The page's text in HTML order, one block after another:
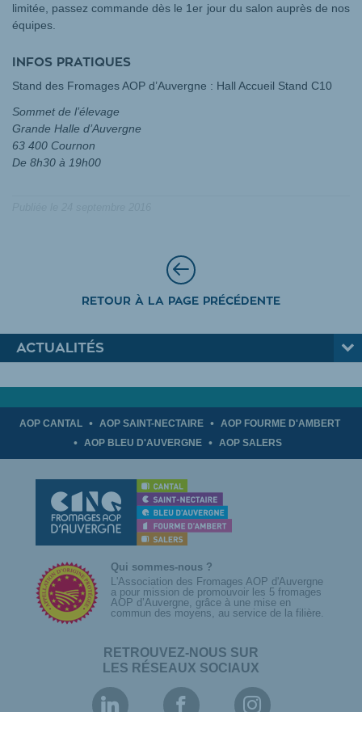
limitée, passez commande dès le 1er jour du salon auprès de nos
équipes.
INFOS PRATIQUES
Stand des Fromages AOP d’Auvergne : Hall Accueil Stand C10
Sommet de l’élevage
Grande Halle d’Auvergne
63 400 Cournon
De 8h30 à 19h00
RETOUR À LA PAGE PRÉCÉDENTE
ACTUALITÉS
AOP CANTAL AOP SAINT-NECTAIRE
AOP FOURME D'AMBERT
AOP BLEU D'AUVERGNE
AOP SALERS
Qui sommes-nous ?
L'Association des Fromages AOP d'Auvergne
a pour mission de promouvoir les 5 fromages
AOP d’Auvergne, grâce à une mise en
commun des moyens, au service de la filière.
RETROUVEZ-NOUS SUR
LES RÉSEAUX SOCIAUX
AssociationAssociationAssociation